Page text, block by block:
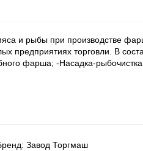
и рыбы при производстве
предприятиях торговли. В
фарша; -Насадка-
Завод Торгмаш